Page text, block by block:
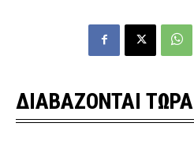
ΔΙΑΒΑΖΟΝΤΑΙ ΤΩΡΑ